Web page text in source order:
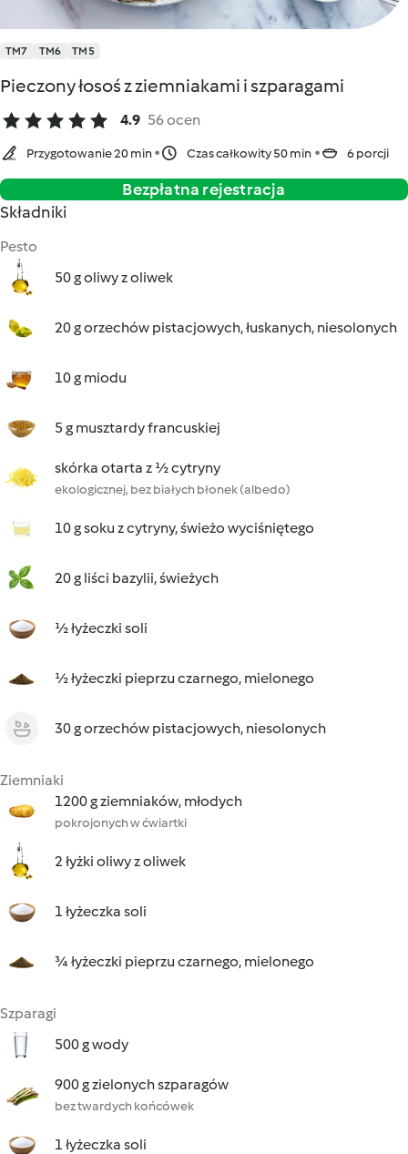
TM7 TM6 TM5
Pieczony łosoś z ziemniakami i szparagami
4.9 56 ocen
Przygotowanie 20 min Czas całkowity 50 min 6 porcji
Bezpłatna rejestracja
Składniki
Pesto
50 g oliwy z oliwek
20 g orzechów pistacjowych, łuskanych, niesolonych
10 g miodu
5 g musztardy francuskiej
skórka otarta z ½ cytryny
ekologicznej, bez białych błonek (albedo)
10 g soku z cytryny, świeżo wyciśniętego
20 g liści bazylii, świeżych
½ łyżeczki soli
½ łyżeczki pieprzu czarnego, mielonego
30 g orzechów pistacjowych, niesolonych
Ziemniaki
1200 g ziemniaków, młodych
pokrojonych w ćwiartki
2 łyżki oliwy z oliwek
1 łyżeczka soli
¾ łyżeczki pieprzu czarnego, mielonego
Szparagi
500 g wody
900 g zielonych szparagów
bez twardych końcówek
1 łyżeczka soli